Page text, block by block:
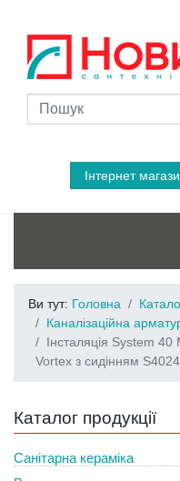
Інтернет
Ви тут: Головна
Каналізаційна
Інсталяція System
Vortex з сидінням
Каталог продукції
Санітарна кераміка